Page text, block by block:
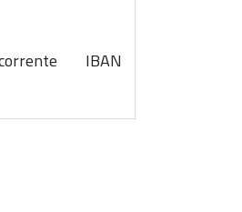
IBAN